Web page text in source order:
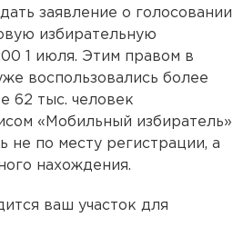
заявление о голосовании
избирательную
1 июля. Этим правом в
воспользовались более
62 тыс. человек
«Мобильный избиратель»
не по месту регистрации, а
нахождения.
ваш участок для